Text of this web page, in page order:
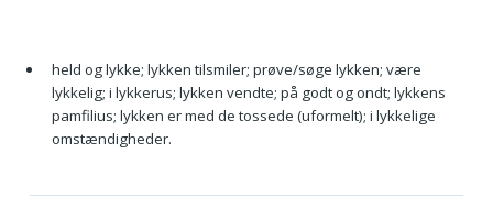
held og lykke; lykken tilsmiler; prøve/søge lykken; være
lykkelig; i lykkerus; lykken vendte; på godt og ondt; lykkens
pamfilius; lykken er med de tossede (uformelt); i lykkelige
omstændigheder.